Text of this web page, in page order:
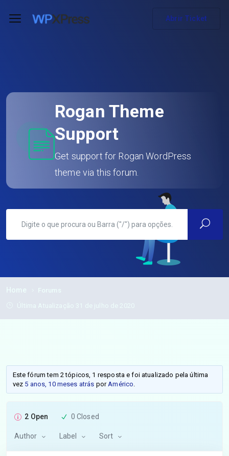
Abrir Ticket
Rogan Theme
Support
Get support for Rogan WordPress
theme via this forum.
Home
Forums
Última Atualização 31 de julho de 2020
Este fórum tem 2 tópicos, 1 resposta e foi atualizado pela última
vez 5 anos, 10 meses atrás por Américo
2 Open 0 Closed
Author Label Sort